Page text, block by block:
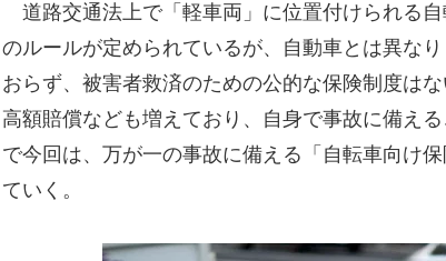
道路交通法上で「軽車両」に位置付けられる
のルールが定められているが、自動車とは異な
おらず、被害者救済のための公的な保険制度は
高額賠償なども増えており、自身で事故に備え
で今回は、万が一の事故に備える「自転車向け
ていく。